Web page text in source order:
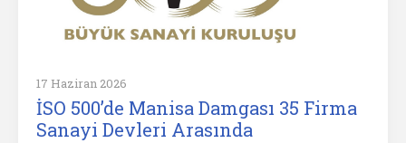
17 Haziran 2026
İSO 500’de Manisa Damgası 35 Firma
Sanayi Devleri Arasında